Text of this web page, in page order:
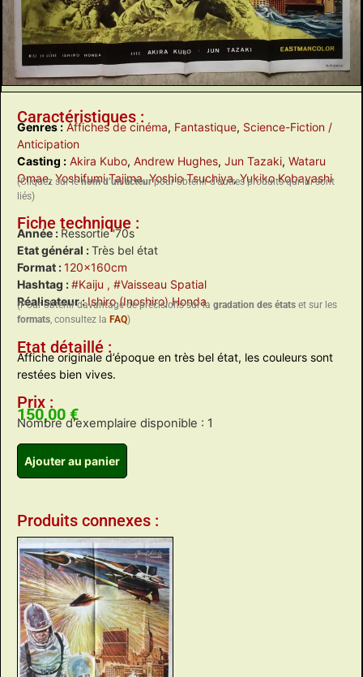
Caractéristiques :
Genres : Affiches de cinéma, Fantastique, Science-Fiction /
Anticipation
Casting : Akira Kubo, Andrew Hughes, Jun Tazaki, Wataru
Omae,Yoshifumi Tajima,Yoshio Tsuchiya,Yukiko Kobayashi
(Cliquez sur lenom d’un acteurpour obtenir d’autres produits qui lui sont
liés)
Fiche technique :
Année : Ressortie '70s
Etat général :Très bel état
Format :120x160cm
Hashtag :#Kaiju , #Vaisseau Spatial
Réalisateur :Ishiro (Inoshiro) Honda
(Pour obtenir davantage de précisions sur la gradation des états et sur les
formats, consultez la FAQ)
Etat détaillé :
Affiche originale d’époque en très bel état, les couleurs sont
restées bien vives.
Prix :
150,00 €
Nombre d'exemplaire disponible : 1
Ajouter au panier
Produits connexes :